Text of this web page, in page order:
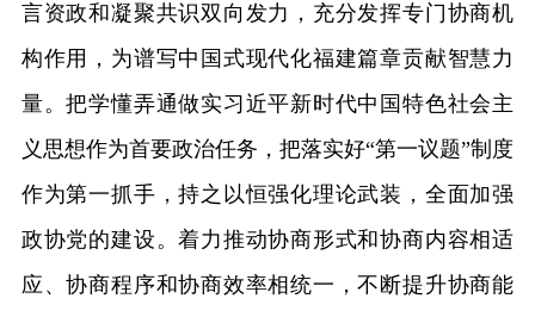
言资政和凝聚共识双向发力，充分发挥专门协商机
构作用，为谱写中国式现代化福建篇章贡献智慧力
量。把学懂弄通做实习近平新时代中国特色社会主
义思想作为首要政治任务，把落实好“第一议题”制度
作为第一抓手，持之以恒强化理论武装，全面加强
政协党的建设。着力推动协商形式和协商内容相适
应、协商程序和协商效率相统一，不断提升协商能